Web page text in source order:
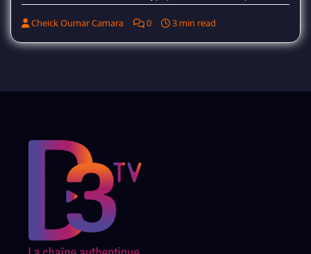
Cheick Oumar Camara 0 3 min read